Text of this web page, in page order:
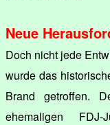
Neue
Doch nicht jede
wurde das
Brand getroffen.
ehemaligen FDJ-